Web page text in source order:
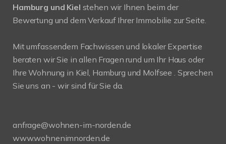
Hamburg und Kiel stehen wir Ihnen beim der
Bewertung und dem Verkauf Ihrer Immobilie zur Seite.
Mit umfassendem Fachwissen und lokaler Expertise
beraten wir Sie in allen Fragen rund um Ihr Haus oder
Ihre Wohnung in Kiel, Hamburg und Molfsee . Sprechen
Sie uns an - wir sind für Sie da.
anfrage@wohnen-im-norden.de
www.wohnenimnorden.de